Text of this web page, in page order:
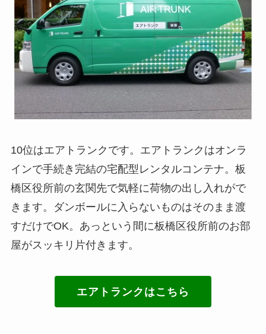
10位はエアトランクです。エアトランクはオンラ
インで手続き完結の宅配型レンタルコンテナ。板
橋区役所前の玄関先で気軽に荷物の出し入れがで
きます。ダンボールに入らないものはそのまま渡
すだけでOK。あっという間に板橋区役所前のお部
屋がスッキリ片付きます。
エアトランクはこちら